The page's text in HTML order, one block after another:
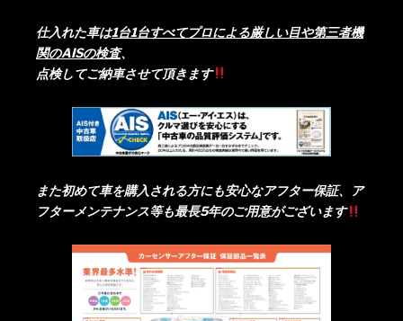
仕入れた車は1台1台すべてプロによる厳しい目や第三者機
関のAISの検査、
点検してご納車させて頂きます
また初めて車を購入される方にも安心なアフター保証、ア
フターメンテナンス等も最長5年のご用意がございます